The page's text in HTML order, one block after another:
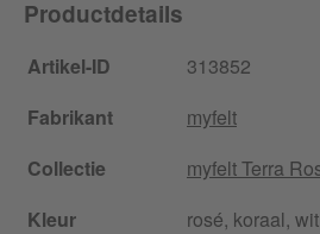
Productdetails
Artikel-ID
313852
Fabrikant
myfelt
Collectie
myfelt Terra
Kleur
rosé, koraal,